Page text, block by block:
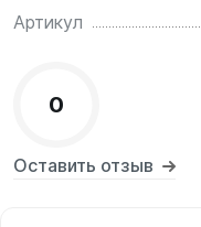
Артикул
0
Оставить отзыв